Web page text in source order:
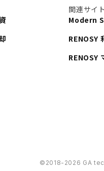
関連サイト
Modern
RENOSY
RENOSY
©︎2018-2026 GA